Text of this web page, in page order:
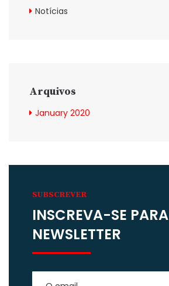
Notícias
Arquivos
January 2020
SUBSCREVER
INSCREVA-SE PARA
NEWSLETTER